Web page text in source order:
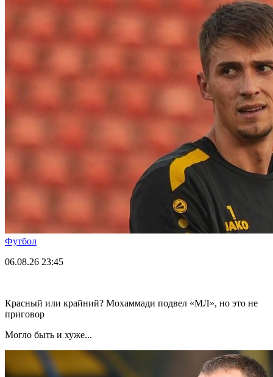
Футбол
06.08.26 23:45
Красный или крайний? Мохаммади подвел «МЛ», но это не
приговор
Могло быть и хуже...